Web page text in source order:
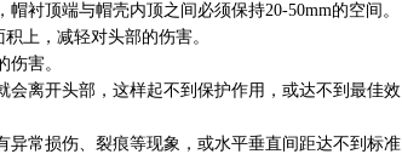
顶端与帽壳内顶之间必须保持20-50mm的空间。
上，减轻对头部的伤害。
害。
离开头部，这样起不到保护作用，或达不到最佳效
常损伤、裂痕等现象，或水平垂直间距达不到标准